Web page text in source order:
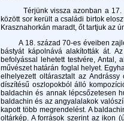
Térjünk vissza azonban a 17. és
között sor került a családi birtok
Krasznahorkán maradt, őt tartjuk az
A 18. század 70-es éveiben
bástyát kápolnává alakították át.
befolyással lehetett testvére, Antal,
művészet határán foglal helyet.
elhelyezett oltárasztalt az
díszítésű oszlopokból álló
baldachin és annak lépcsőzetesen
baldachin és az angyalalakok
kapott több megrendelést. A
oltárkép. A források szerint az ikon